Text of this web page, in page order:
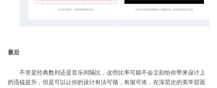
最后
不管是经典数列还是音乐间隔比，这些比率可能不会立刻给你带来设计上
的迅猛提升，但是可以让你的设计有法可循，有据可依，在深层次的美学层面